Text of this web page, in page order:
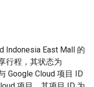
Indonesia East Mall 的
行程，其状态为
Google Cloud 项目 ID